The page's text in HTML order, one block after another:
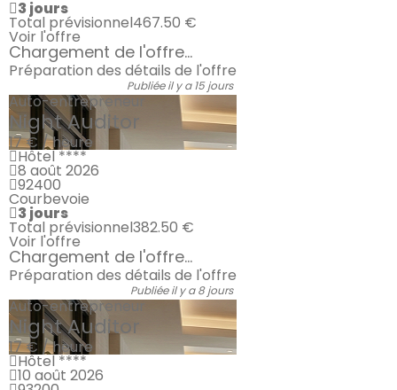
3 jours
Total prévisionnel467.50 €
Voir l'offre
Chargement de l'offre...
Préparation des détails de l'offre
Publiée il y a 15 jours
Auto-entrepreneur
Night Auditor
17 € / heure
Hôtel ****
8 août 2026
92400
Courbevoie
3 jours
Total prévisionnel382.50 €
Voir l'offre
Chargement de l'offre...
Préparation des détails de l'offre
Publiée il y a 8 jours
Auto-entrepreneur
Night Auditor
17 € / heure
Hôtel ****
10 août 2026